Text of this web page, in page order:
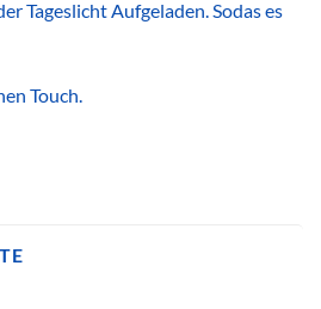
Tageslicht Aufgeladen. Sodas es
Touch.